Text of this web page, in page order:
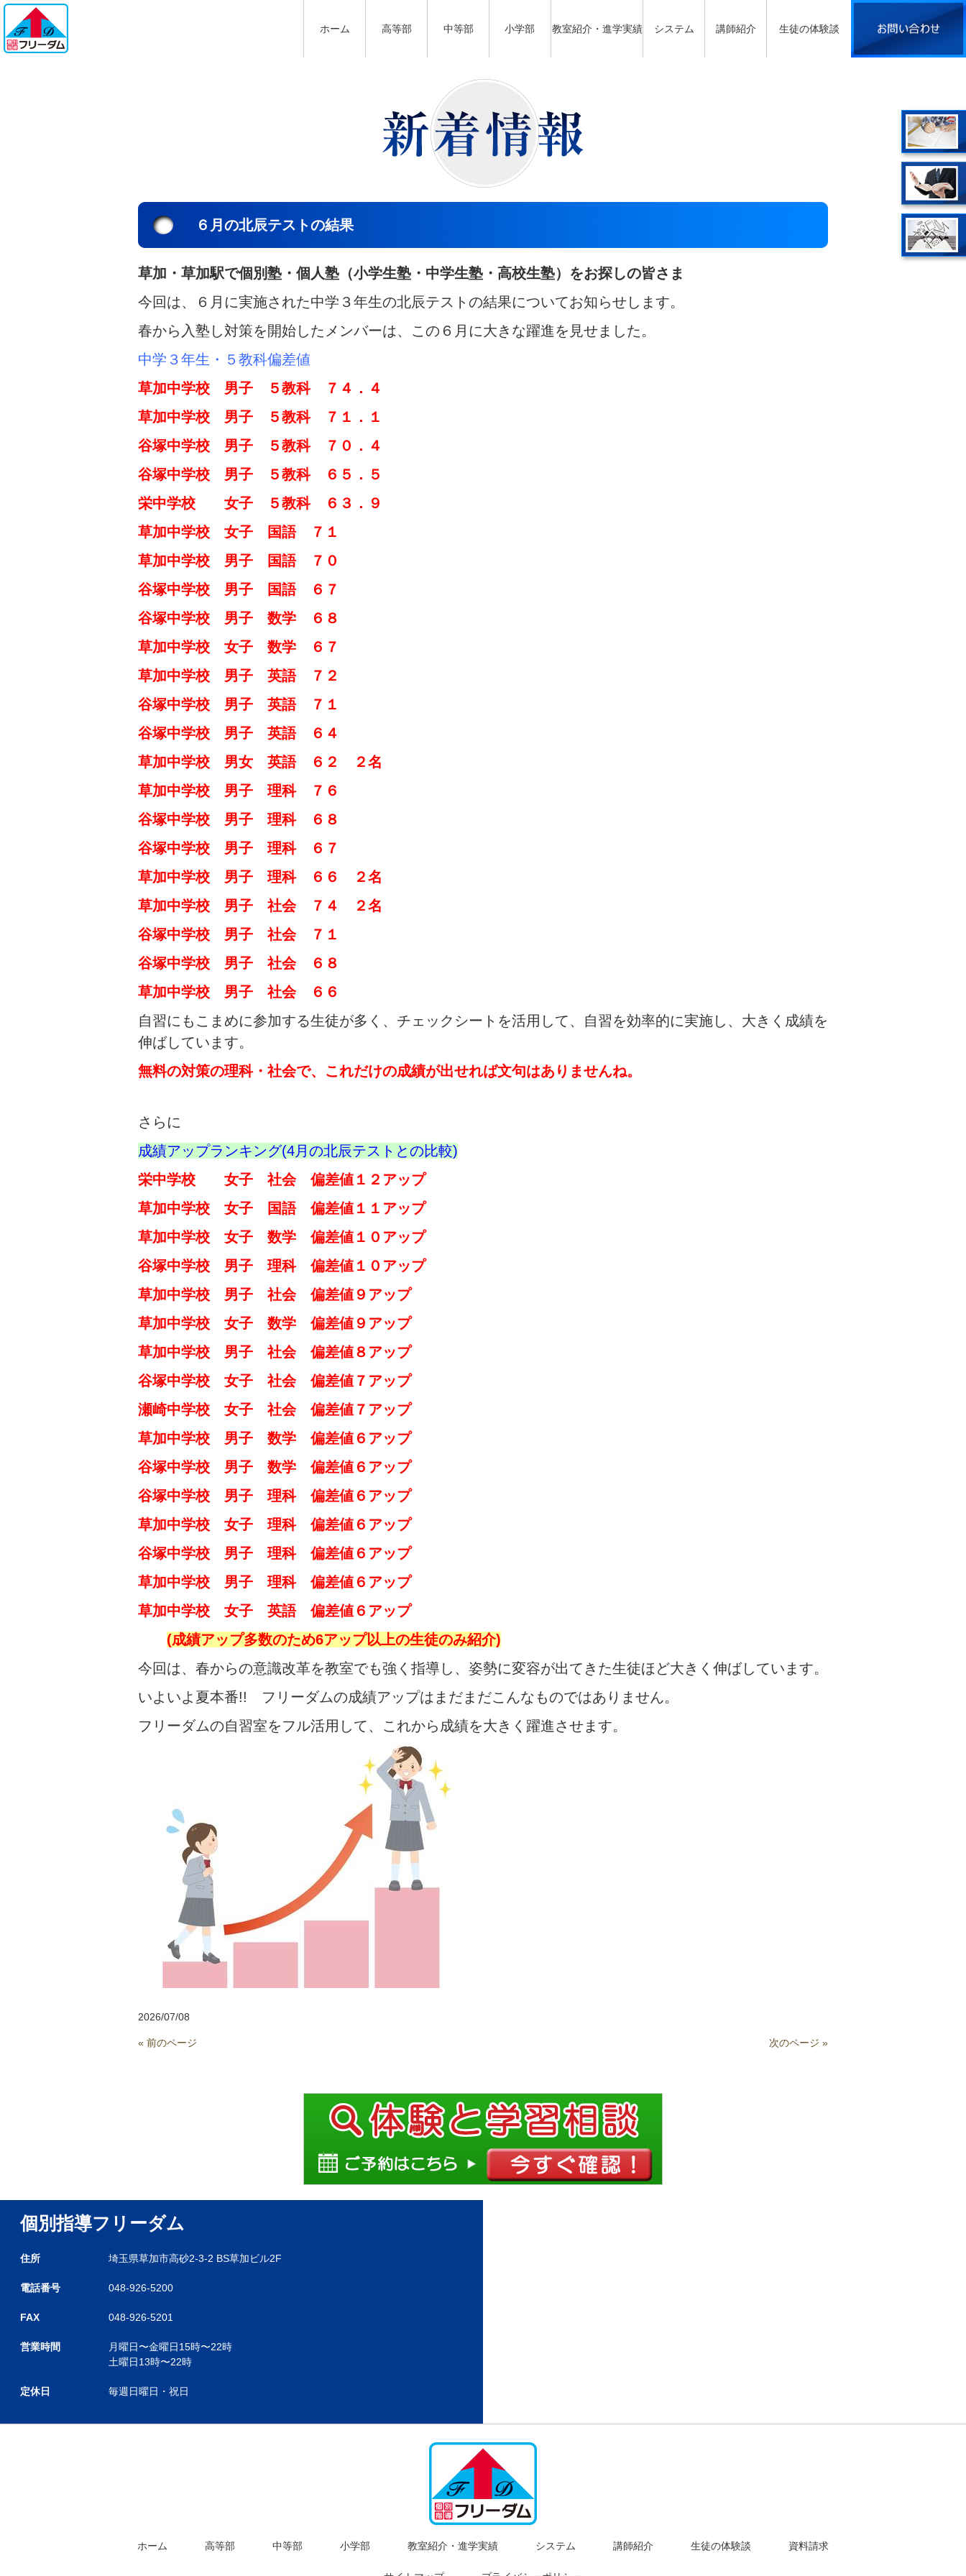
生徒の体験談
講師紹介
システム
教室紹介・進学実績
小学部
中等部
高等部
ホーム
６月の北辰テストの結果
草加・草加駅で個別塾・個人塾（小学生塾・中学生塾・高校生塾）をお探しの皆さま
今回は、６月に実施された中学３年生の北辰テストの結果についてお知らせします。
春から入塾し対策を開始したメンバーは、この６月に大きな躍進を見せました。
中学３年生・５教科偏差値
草加中学校 男子 ５教科 ７４．４
草加中学校 男子 ５教科 ７１．１
谷塚中学校 男子 ５教科 ７０．４
谷塚中学校 男子 ５教科 ６５．５
栄中学校 女子 ５教科 ６３．９
草加中学校 女子 国語 ７１
草加中学校 男子 国語 ７０
谷塚中学校 男子 国語 ６７
谷塚中学校 男子 数学 ６８
草加中学校 女子 数学 ６７
草加中学校 男子 英語 ７２
谷塚中学校 男子 英語 ７１
谷塚中学校 男子 英語 ６４
草加中学校 男女 英語 ６２ ２名
草加中学校 男子 理科 ７６
谷塚中学校 男子 理科 ６８
谷塚中学校 男子 理科 ６７
草加中学校 男子 理科 ６６ ２名
草加中学校 男子 社会 ７４ ２名
谷塚中学校 男子 社会 ７１
谷塚中学校 男子 社会 ６８
草加中学校 男子 社会 ６６
自習にもこまめに参加する生徒が多く、チェックシートを活用して、自習を効率的に実施し、大きく成績を
伸ばしています。
無料の対策の理科・社会で、これだけの成績が出せれば文句はありませんね。
さらに
成績アップランキング(4月の北辰テストとの比較)
栄中学校 女子 社会 偏差値１２アップ
草加中学校 女子 国語 偏差値１１アップ
草加中学校 女子 数学 偏差値１０アップ
谷塚中学校 男子 理科 偏差値１０アップ
草加中学校 男子 社会 偏差値９アップ
草加中学校 女子 数学 偏差値９アップ
草加中学校 男子 社会 偏差値８アップ
谷塚中学校 女子 社会 偏差値７アップ
瀬崎中学校 女子 社会 偏差値７アップ
草加中学校 男子 数学 偏差値６アップ
谷塚中学校 男子 数学 偏差値６アップ
谷塚中学校 男子 理科 偏差値６アップ
草加中学校 女子 理科 偏差値６アップ
谷塚中学校 男子 理科 偏差値６アップ
草加中学校 男子 理科 偏差値６アップ
草加中学校 女子 英語 偏差値６アップ
(成績アップ多数のため6アップ以上の生徒のみ紹介)
今回は、春からの意識改革を教室でも強く指導し、姿勢に変容が出てきた生徒ほど大きく伸ばしています。
いよいよ夏本番!! フリーダムの成績アップはまだまだこんなものではありません。
フリーダムの自習室をフル活用して、これから成績を大きく躍進させます。
2026/07/08
« 前のページ 次のページ »
個別指導フリーダム
住所 埼玉県草加市高砂2-3-2 BS草加ビル2F
電話番号 048-926-5200
FAX 048-926-5201
営業時間 月曜日〜金曜日15時〜22時
土曜日13時〜22時
定休日 毎週日曜日・祝日
ホーム 高等部 中等部 小学部 教室紹介・進学実績 システム 講師紹介 生徒の体験談 資料請求